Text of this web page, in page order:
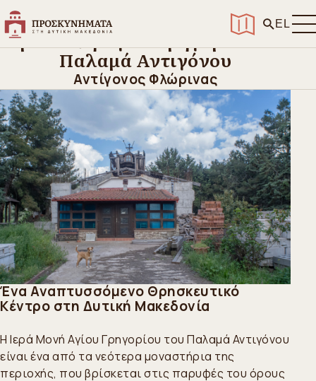
EL
Αρχική
Ιερά Μονή Αγίου Γρηγορίου του Παλαμά Αντιγόνου
Ιερά Μονή Αγίου Γρηγορίου του
Παλαμά Αντιγόνου
Αντίγονος Φλώρινας
Ένα Αναπτυσσόμενο Θρησκευτικό
Κέντρο στη Δυτική Μακεδονία
Η Ιερά Μονή Αγίου Γρηγορίου του Παλαμά Αντιγόνου
είναι ένα από τα νεότερα μοναστήρια της
περιοχής, που βρίσκεται στις παρυφές του όρους